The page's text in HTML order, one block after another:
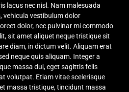
lacus nec nisl. Nam malesuada
vehicula vestibulum dolor
dolor, nec pulvinar mi commodo
sit amet aliquet neque tristique sit
diam, in dictum velit. Aliquam erat
neque quis aliquam. Integer a
massa dui, eget sagittis felis
volutpat. Etiam vitae scelerisque
massa tristique, tincidunt massa